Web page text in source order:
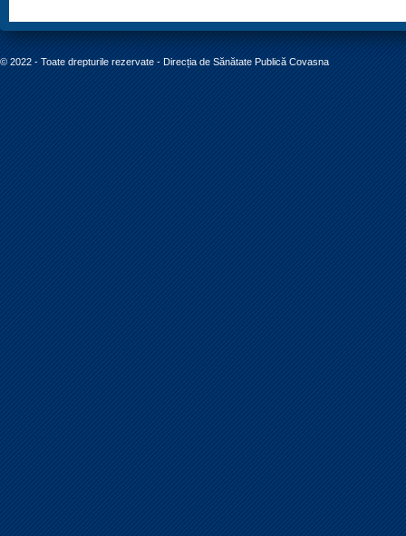
© 2022 - Toate drepturile rezervate - Direcția de Sănătate Publică Covasna